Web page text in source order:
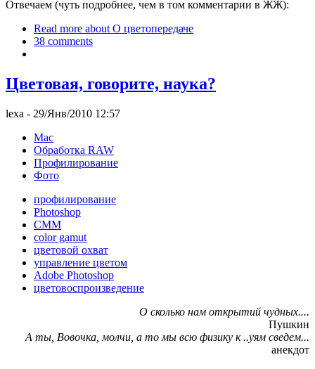
Отвечаем (чуть подробнее, чем в том комментарии в ЖЖ):
Read more about О цветопередаче
38 comments
Цветовая, говорите, наука?
lexa - 29/Янв/2010 12:57
Mac
Обработка RAW
Профилирование
Фото
профилирование
Photoshop
CMM
color gamut
цветовой охват
управление цветом
Adobe Photoshop
цветовоспроизведение
О сколько нам открытий чудных....
Пушкин
А ты, Вовочка, молчи, а то мы всю физику к ..уям сведем...
анекдот